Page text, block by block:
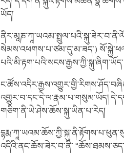
ཡོད།
སེམས་འཕགས་པ་ཙམ་དུ་མ་ཟད་)
འགྱུར་བ་དང་དེ་ལ་རྣམ་པ་གསུམ་ཡོད།
གཅིག་ནི་ཡེ་ཤེས་ཆོས་སྐུ་ཡིན་པ་རེད།
འདིའི་ནང་ཆོས་ཟེར་བ་ནི་